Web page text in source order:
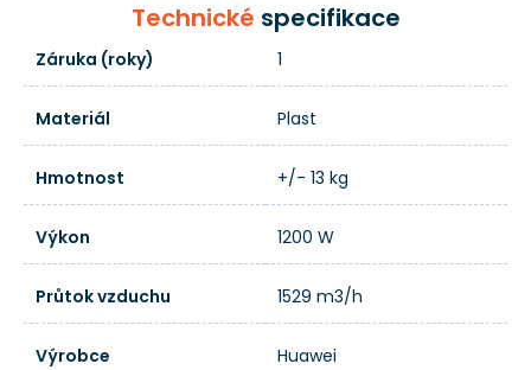
Technické specifikace
Záruka (roky) 1
Materiál Plast
Hmotnost +/- 13 kg
Výkon 1200 W
Průtok vzduchu 1529 m3/h
Výrobce Huawei